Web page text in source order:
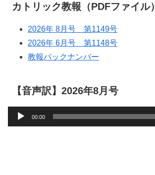
カトリック教報（PDFファイル）
2026年 8月号 第1149号
2026年 6月号 第1148号
教報バックナンバー
【音声訳】2026年8月号
声
00:00